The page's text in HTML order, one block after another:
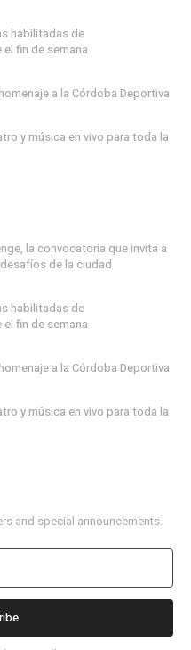
habilitadas de
fin de semana
a la Córdoba Deportiva
y música en vivo para toda la
la convocatoria que invita a
de la ciudad
habilitadas de
fin de semana
a la Córdoba Deportiva
y música en vivo para toda la
and special announcements.